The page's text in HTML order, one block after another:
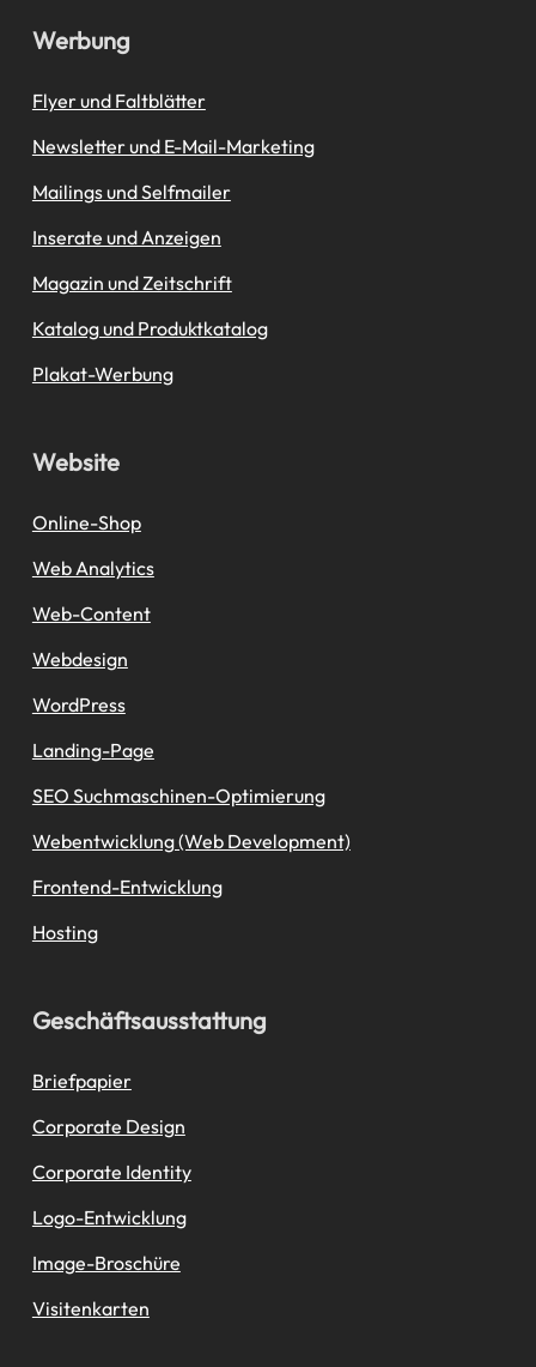
Werbung
Flyer und Faltblätter
Newsletter und E-Mail-Marketing
Mailings und Selfmailer
Inserate und Anzeigen
Magazin und Zeitschrift
Katalog und Produktkatalog
Plakat-Werbung
Website
Online-Shop
Web Analytics
Web-Content
Webdesign
WordPress
Landing-Page
SEO Suchmaschinen-Optimierung
Webentwicklung (Web Development)
Frontend-Entwicklung
Hosting
Geschäftsausstattung
Briefpapier
Corporate Design
Corporate Identity
Logo-Entwicklung
Image-Broschüre
Visitenkarten